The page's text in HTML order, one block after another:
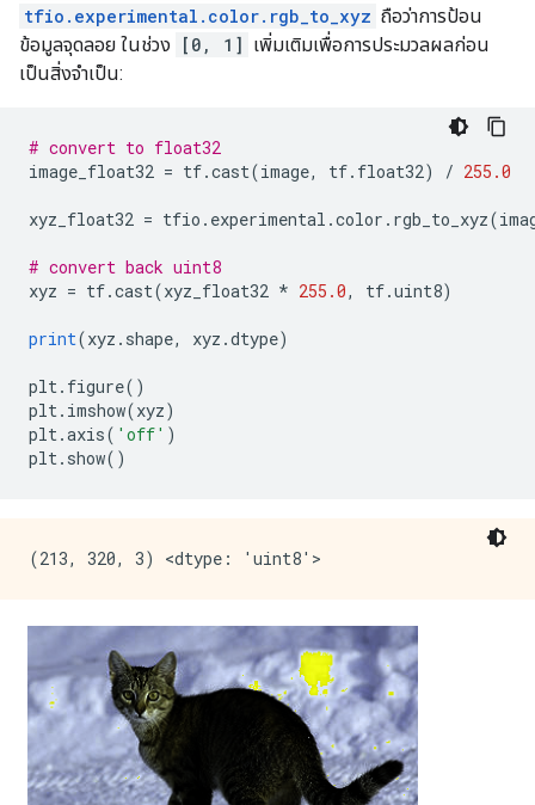
tfio.experimental.color.rgb_to_xyz ถือว่าการป้อน
ข้อมูลจุดลอย ในช่วง
[0, 1] เพิ่มเติมเพื่อการประมวลผลก่อน
เป็นสิ่งจำเป็น:
# convert to float32
image_float32 = tf.cast(image, tf. float32) / 255.0
xyz_float32 = tfio . experimental .color . rgb_to_xyz(
# convert back uint8
xyz = tf.cast(xyz_float32 * 255.0, tf.uint8)
print(xyz . shape, xyz .dtype)
plt. figure()
plt. imshow(xyz)
plt.axis( 'off' )
plt. show()